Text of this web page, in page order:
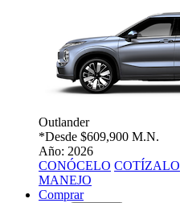
Outlander
*Desde $609,900 M.N.
Año: 2026
CONÓCELO COTÍZALO
MANEJO
Comprar